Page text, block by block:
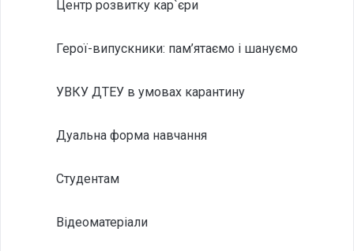
Центр розвитку кар`єри
Герої-випускники: пам’ятаємо і шануємо
УВКУ ДТЕУ в умовах карантину
Дуальна форма навчання
Студентам
Відеоматеріали